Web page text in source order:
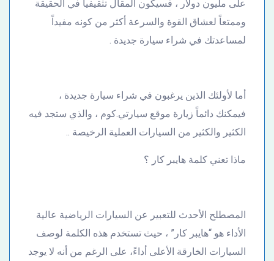
على مليون دولار ، فسيكون المقال تثقيفيا في الحقيقة
وممتعاً لعشاق القوة والسرعة أكثر من كونه مفيداً
لمساعدتك في شراء سيارة جديدة .
أما لأولئك الذين يرغبون في شراء سيارة جديدة ،
فيمكنك دائماً زيارة موقع سيارتي.كوم ، والذي ستجد فيه
الكثير والكثير من السيارات العملية الرخيصة ..
ماذا تعني كلمة هايبر كار ؟
المصطلح الأحدث للتعبير عن السيارات الرياضية عالية
الأداء هو “هايبر كار” ، حيث تستخدم هذه الكلمة لوصف
السيارات الخارقة الأعلى أداءً، على الرغم من أنه لا يوجد